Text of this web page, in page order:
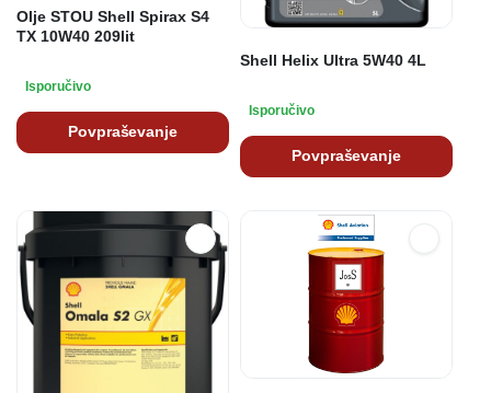
Olje STOU Shell Spirax S4
TX 10W40 209lit
Isporučivo
Povpraševanje
Shell Helix Ultra 5W40 4L
Isporučivo
Povpraševanje